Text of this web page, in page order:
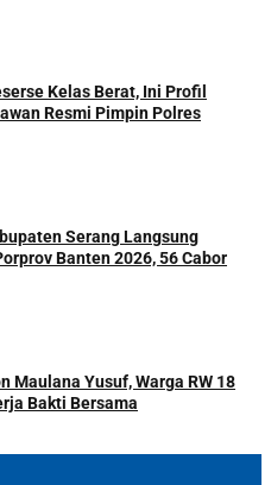
Kelas Berat, Ini Profil
Resmi Pimpin Polres
Serang Langsung
Banten 2026, 56 Cabor
Maulana Yusuf, Warga RW 18
Bakti Bersama